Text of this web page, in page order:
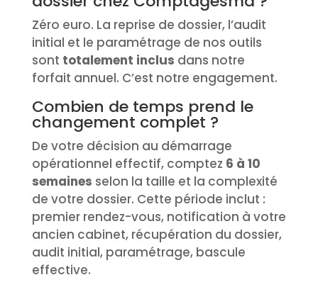
Zéro euro. La reprise de dossier, l’audit
initial et le paramétrage de nos outils
sont totalement inclus dans notre
forfait annuel. C’est notre engagement.
Combien de temps prend le
changement complet ?
De votre décision au démarrage
opérationnel effectif, comptez 6 à 10
semaines selon la taille et la complexité
de votre dossier. Cette période inclut :
premier rendez-vous, notification à votre
ancien cabinet, récupération du dossier,
audit initial, paramétrage, bascule
effective.